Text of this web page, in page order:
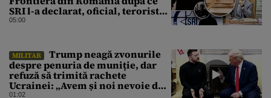
SRI l-a declarat, oficial, terorist
ISIS
05:00
MILITAR
Trump neagă zvonurile
despre penuria de muniție, dar
refuză să trimită rachete
Ucrainei: „Avem și noi nevoie de
01:02